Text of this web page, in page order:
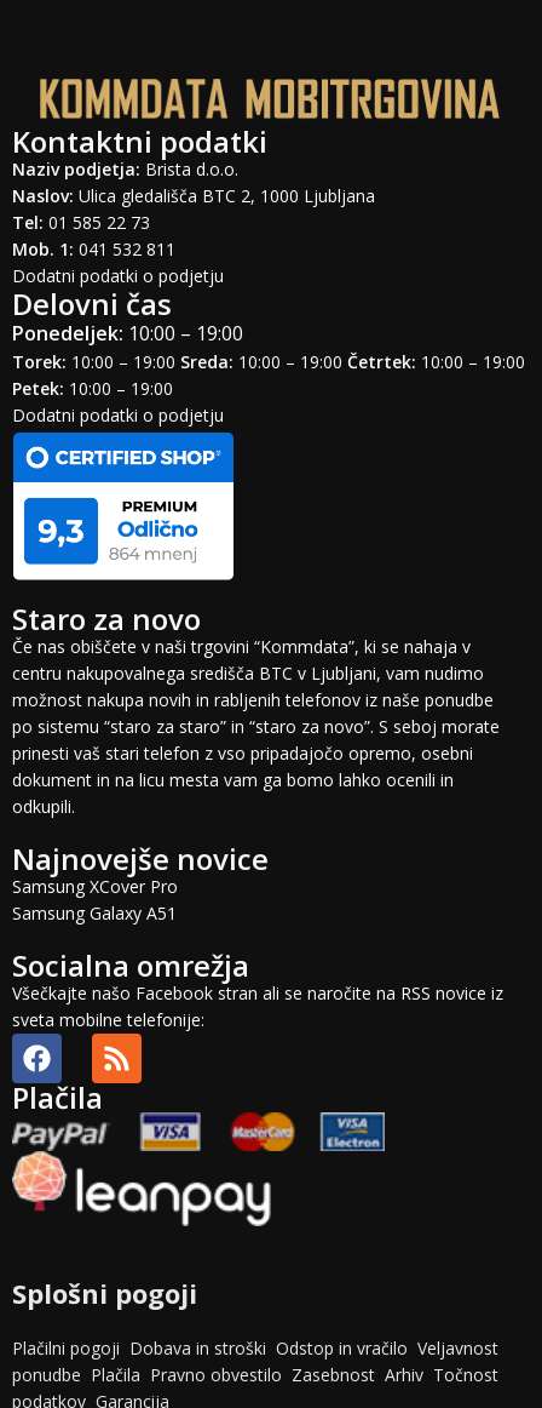
Kontaktni podatki
Naziv podjetja: Brista d.o.o.
Naslov: Ulica gledališča BTC 2, 1000 Ljubljana
Tel: 01 585 22 73
Mob. 1: 041 532 811
Dodatni podatki o podjetju
Delovni čas
Ponedeljek: 10:00 – 19:00
Torek: 10:00 – 19:00 Sreda: 10:00 – 19:00 Četrtek: 10:00 – 19:00
Petek: 10:00 – 19:00
Dodatni podatki o podjetju
Staro za novo
Če nas obiščete v naši trgovini “Kommdata”, ki se nahaja v
centru nakupovalnega središča BTC v Ljubljani, vam nudimo
možnost nakupa novih in rabljenih telefonov iz naše ponudbe
po sistemu “staro za staro” in “staro za novo”. S seboj morate
prinesti vaš stari telefon z vso pripadajočo opremo, osebni
dokument in na licu mesta vam ga bomo lahko ocenili in
odkupili.
Najnovejše novice
Samsung XCover Pro
Samsung Galaxy A51
Socialna omrežja
Všečkajte našo Facebook stran ali se naročite na RSS novice iz
sveta mobilne telefonije:
Plačila
Splošni pogoji
Plačilni pogoji Dobava in stroški Odstop in vračilo Veljavnost
ponudbe Plačila Pravno obvestilo Zasebnost Arhiv Točnost
podatkov Garancija